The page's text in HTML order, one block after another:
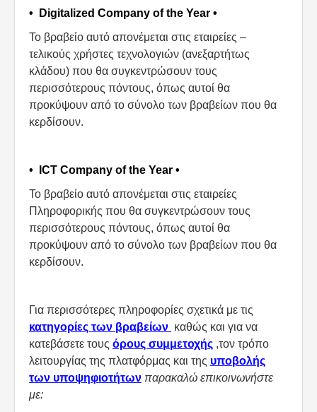
• Digitalized Company of the Year •
Το βραβείο αυτό απονέμεται στις εταιρείες –
τελικούς χρήστες τεχνολογιών (ανεξαρτήτως
κλάδου) που θα συγκεντρώσουν τους
περισσότερους πόντους, όπως αυτοί θα
προκύψουν από το σύνολο των βραβείων που θα
κερδίσουν.
• ICT Company of the Year •
Το βραβείο αυτό απονέμεται στις εταιρείες
Πληροφορικής που θα συγκεντρώσουν τους
περισσότερους πόντους, όπως αυτοί θα
προκύψουν από το σύνολο των βραβείων που θα
κερδίσουν.
Για περισσότερες πληροφορίες σχετικά με τις
κατηγορίες των βραβείων καθώς και για να
κατεβάσετε τους όρους συμμετοχής ,τον τρόπο
λειτουργίας της πλατφόρμας και της υποβολής
των υποψηφιοτήτων παρακαλώ επικοινωνήστε
με: